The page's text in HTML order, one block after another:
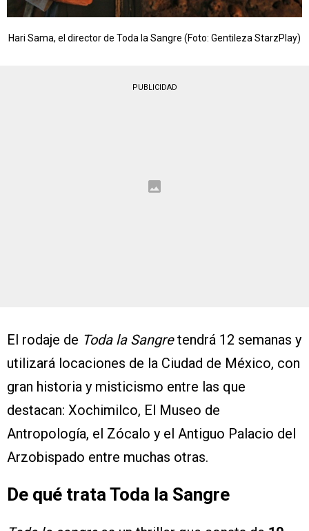
Hari Sama, el director de Toda la Sangre (Foto: Gentileza StarzPlay)
PUBLICIDAD
El rodaje de Toda la Sangretendrá 12 semanas y
utilizará locaciones de la Ciudad de México, con
gran historia y misticismo entre las que
destacan: Xochimilco, El Museo de
Antropología, el Zócalo y el Antiguo Palacio del
Arzobispado entre muchas otras.
De qué trata Toda la Sangre